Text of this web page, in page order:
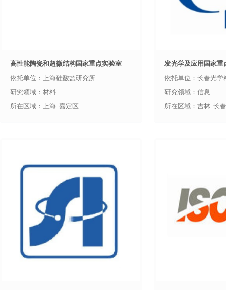
高性能陶瓷和超微结构国家重点实验室
依托单位：上海硅酸盐研究所
研究领域：材料
所在区域：上海 嘉定区
发光学及应用国家重
依托单位：长春光学
研究领域：信息
所在区域：吉林 长春